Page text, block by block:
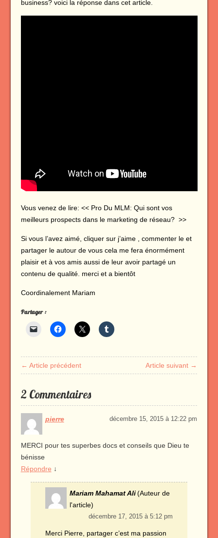
business? voici la réponse dans cet article.
Vous venez de lire: << Pro Du MLM: Qui sont vos
meilleurs prospects dans le marketing de réseau? >>
Si vous l’avez aimé, cliquer sur j’aime , commenter le et
partager le autour de vous cela me fera énormément
plaisir et à vos amis aussi de leur avoir partagé un
contenu de qualité. merci et a bientôt
Coordinalement Mariam
Partager :
← Article précédent Article suivant →
2 Commentaires
pierre décembre 15, 2015 à 12:22 pm
MERCI pour tes superbes docs et conseils que Dieu te
bénisse
Répondre ↓
Mariam Mahamat Ali (Auteur de
l'article)
décembre 17, 2015 à 5:12 pm
Merci Pierre, partager c’est ma passion